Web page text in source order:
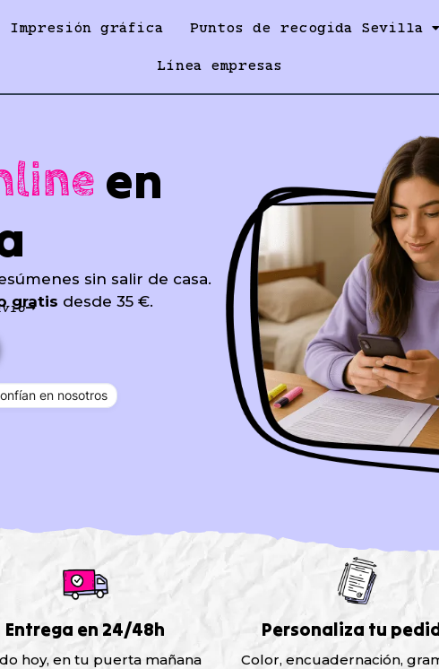
Impresión gráfica Puntos de recogida Sevilla
Línea empresas
en
sin salir de casa.
gratis desde 35 €.
en nosotros
Entrega en 24/48h
hoy, en tu puerta mañana
Personaliza tu
Color, encuadernación,